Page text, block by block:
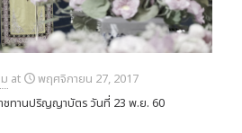
at
พฤศจิกายน 27, 2017
ชทานปริญญาบัตร วันที่ 23 พ.ย. 60